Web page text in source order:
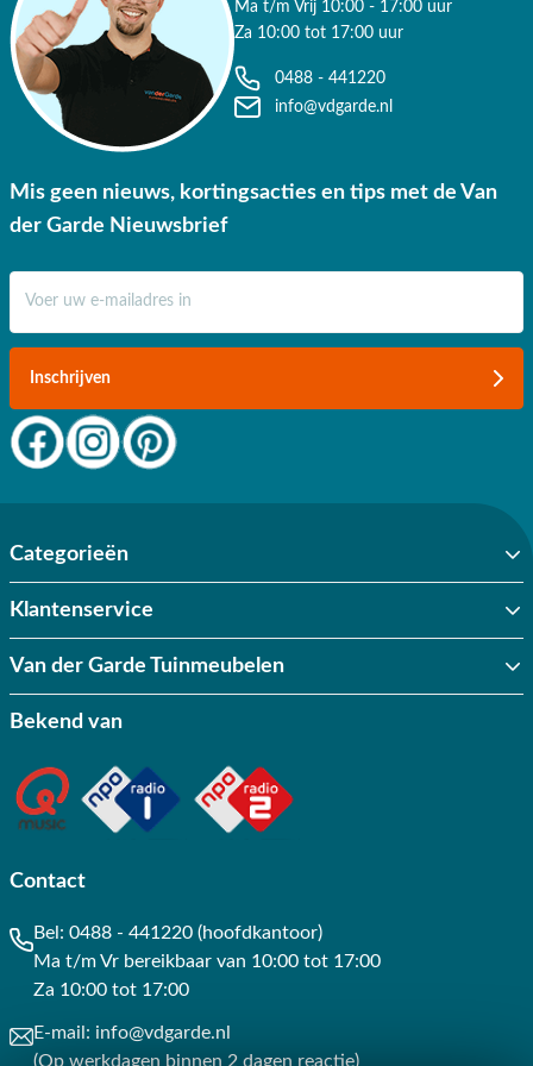
Ma t/m Vrij 10:00 - 17:00 uur
Za 10:00 tot 17:00 uur
0488 - 441220
info@vdgarde.nl
Mis geen nieuws, kortingsacties en tips met de Van
der Garde Nieuwsbrief
Inschrijven
Categorieën
Klantenservice
Van der Garde Tuinmeubelen
Bekend van
Contact
Bel: 0488 - 441220 (hoofdkantoor)
Ma t/m Vr bereikbaar van 10:00 tot 17:00
Za 10:00 tot 17:00
E-mail: info@vdgarde.nl
(Op werkdagen binnen 2 dagen reactie)